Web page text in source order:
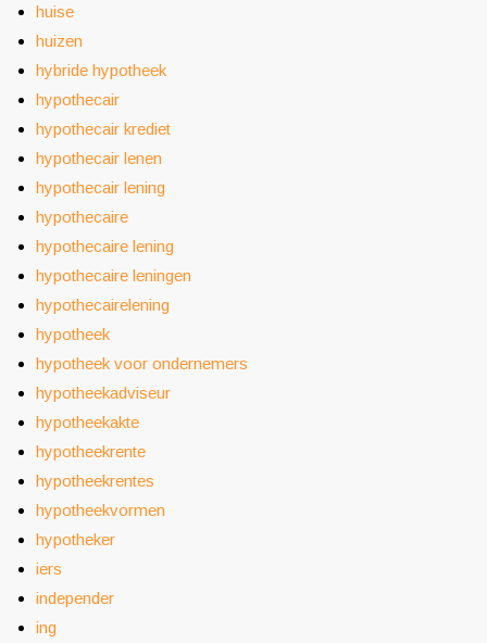
huise
huizen
hybride hypotheek
hypothecair
hypothecair krediet
hypothecair lenen
hypothecair lening
hypothecaire
hypothecaire lening
hypothecaire leningen
hypothecairelening
hypotheek
hypotheek voor ondernemers
hypotheekadviseur
hypotheekakte
hypotheekrente
hypotheekrentes
hypotheekvormen
hypotheker
iers
independer
ing